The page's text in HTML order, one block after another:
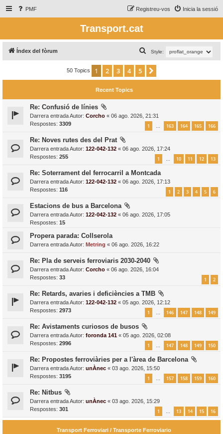
PMF Inicia la sessió
Registreu-vos
Transport.cat
Índex del fòrum Style:
e
a
50 Topics 1 2 3 4 5
Recent Topics
Re: Confusió de línies
Darrera entrada Autor: Corcho « 06 ago. 2026, 21:31
Respostes: 3309 1 … 163 164 165 166
Re: Noves rutes des del Prat
Darrera entrada Autor: 122-042-132 « 06 ago. 2026, 17:24
Respostes: 255 1 … 10 11 12 13
Re: Soterrament del ferrocarril a Montcada
Darrera entrada Autor: 122-042-132 « 06 ago. 2026, 17:13
Respostes: 116 1 2 3 4 5 6
Estacions de bus a Barcelona
Darrera entrada Autor: 122-042-132 « 06 ago. 2026, 17:05
Respostes: 15
Propera parada: Collserola
Darrera entrada Autor: Metring « 06 ago. 2026, 16:22
Re: Pla de serveis ferroviaris 2030-2040
Darrera entrada Autor: Corcho « 06 ago. 2026, 16:04
Respostes: 33 1 2
Re: Retards, avaries i deficiències a TMB
Darrera entrada Autor: 122-042-132 « 05 ago. 2026, 12:12
Respostes: 2973 1 … 146 147 148 149
Re: Avistaments curiosos de busos
Darrera entrada Autor: foronda 141 « 05 ago. 2026, 02:08
Respostes: 2996 1 … 147 148 149 150
Re: Propostes ferroviàries per a l'àrea de Barcelona
Darrera entrada Autor: unÀnec « 03 ago. 2026, 15:50
Respostes: 3195 1 … 157 158 159 160
Re: Nitbus
Darrera entrada Autor: unÀnec « 03 ago. 2026, 15:29
Respostes: 301 1 … 13 14 15 16
Transport Ferroviari / Transporte Ferroviario